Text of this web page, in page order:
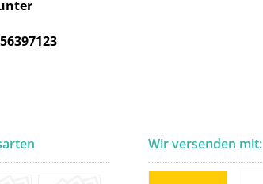
Wir versenden mit: